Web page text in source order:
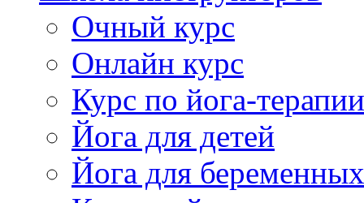
Очный курс
Онлайн курс
Курс по йога-терапии
Йога для детей
Йога для беременных